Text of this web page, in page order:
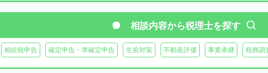
島牧郡島牧村 寿都郡寿都町 寿都郡黒松内町 磯谷郡蘭越町 虻田郡ニセコ町
虻田郡喜茂別町 虻田郡京極町 虻田郡豊浦町
岩内郡共和町 岩内郡岩内町 二海郡八雲町 古宇郡泊村 古宇郡神恵内村 古
余市郡仁木町 余市郡余市町 余市郡赤井川村 空知郡南幌町 空知郡奈井江町
相談内容から税理士を探す
相続税申告 確定申告・準確定申告 生前対策 不動産評価 事業承継 税務調